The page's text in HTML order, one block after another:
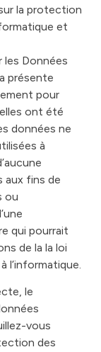
la protection
et
les Données
présente
pour
ont été
données ne
à
aux fins de
ou
qui pourrait
de la la loi
l’informatique.
le
vous
des